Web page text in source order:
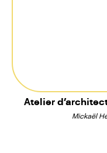
Atelier
Mickaël